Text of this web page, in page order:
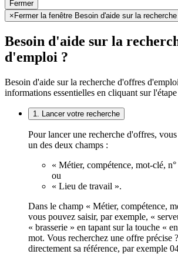
Fermer
× Fermer la fenêtre Besoin d'aide sur la
Besoin d'aide sur la
d'emploi ?
Besoin d'aide sur la recherche d'offres
informations essentielles en cliquant sur
1. Lancer votre recherche
Pour lancer une recherche d'offres,
un des deux champs :
« Métier, compétence, mot-clé,
ou
« Lieu de travail ».
Dans le champ « Métier, compétence,
vous pouvez saisir, par exemple, «
« brasserie » en tapant sur la touche «
mot. Vous recherchez une offre précise
directement sa référence, par exemple